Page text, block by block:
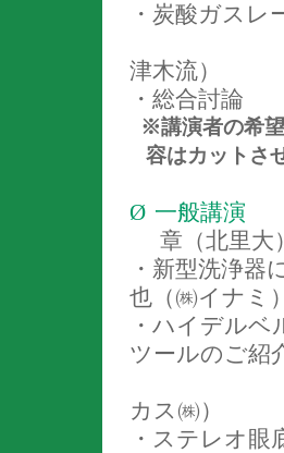
・炭酸ガス
津木流）
・総合討論
※講演者の希
容はカットさ
Ø 一般講演
章（北里大
・新型洗浄器
也（㈱イナミ
・ハイデル
ツールのご紹
カス㈱）
・ステレオ